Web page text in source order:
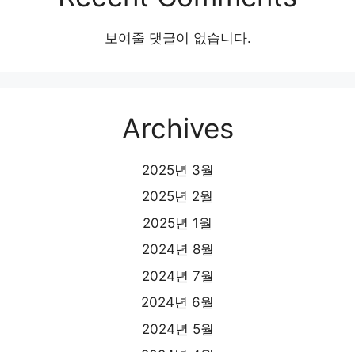
보여줄 댓글이 없습니다.
Archives
2025년 3월
2025년 2월
2025년 1월
2024년 8월
2024년 7월
2024년 6월
2024년 5월